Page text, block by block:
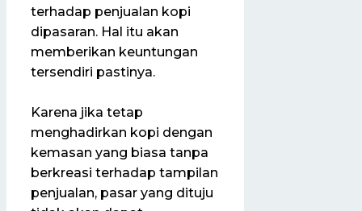
terhadap penjualan kopi
dipasaran. Hal itu akan
memberikan keuntungan
tersendiri pastinya.
Karena jika tetap
menghadirkan kopi dengan
kemasan yang biasa tanpa
berkreasi terhadap tampilan
penjualan, pasar yang dituju